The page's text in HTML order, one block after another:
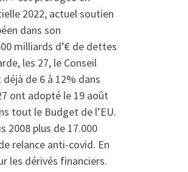
2022, actuel soutien
dans son
milliards d’€ de dettes
les 27, le Conseil
de 6 à 12% dans
ont adopté le 19 août
tout le Budget de l’EU.
2008 plus de 17.000
relance anti-covid. En
les dérivés financiers.